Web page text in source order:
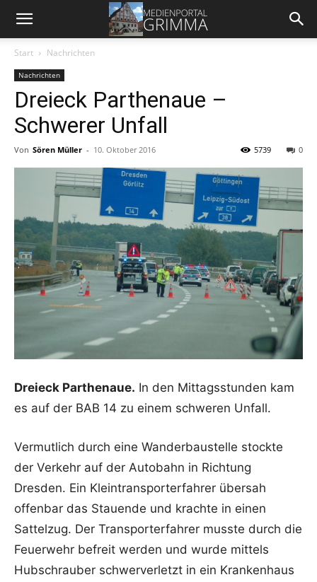
Start Nachrichten
Nachrichten
Dreieck Parthenaue –
Schwerer Unfall
Von Sören Müller - 10. Oktober 2016 0
5739
Dreieck Parthenaue. In den Mittagsstunden kam
es auf der BAB 14 zu einem schweren Unfall.
Vermutlich durch eine Wanderbaustelle stockte
der Verkehr auf der Autobahn in Richtung
Dresden. Ein Kleintransporterfahrer übersah
offenbar das Stauende und krachte in einen
Sattelzug. Der Transporterfahrer musste durch die
Feuerwehr befreit werden und wurde mittels
Hubschrauber schwerverletzt in ein Krankenhaus